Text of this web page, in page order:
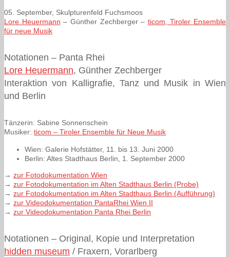
05. September, Skulpturenfeld Fuchsmoos
Lore Heuermann – Günther Zechberger – ticom, Tiroler Ensemble
für neue Musik
Notationen – Panta Rhei
Lore Heuermann, Günther Zechberger
Interaktion von Kalligrafie, Tanz und Musik in Wien
und Berlin
Tänzerin: Sabine Sonnenschein
Musiker: ticom – Tiroler Ensemble für Neue Musik
Wien: Galerie Hofstätter, 11. bis 13. Juni 2000
Berlin: Altes Stadthaus Berlin, 1. September 2000
→ zur Fotodokumentation Wien
→ zur Fotodokumentation im Alten Stadthaus Berlin (Probe)
→ zur Fotodokumentation im Alten Stadthaus Berlin (Aufführung)
→ zur Videodokumentation PantaRhei Wien II
→ zur Videodokumentation Panta Rhei Berlin
Notationen – Original, Kopie und Interpretation
hidden museum / Fraxern, Vorarlberg